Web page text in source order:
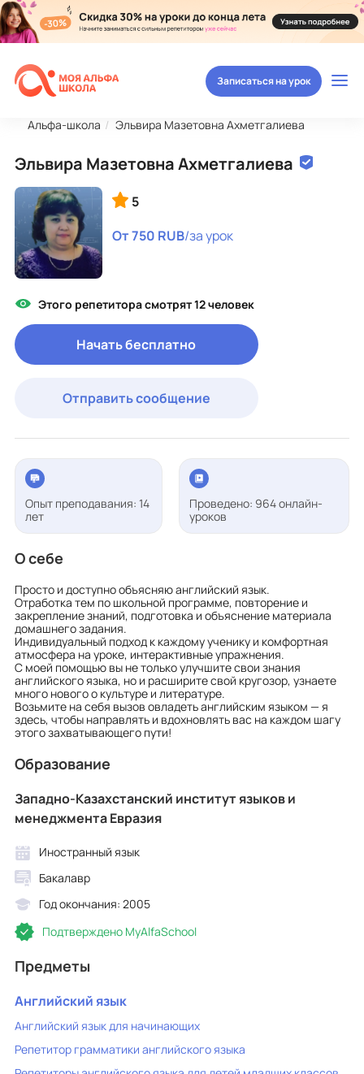
Записаться на урок
Альфа-школа Эльвира Мазетовна Ахметгалиева
Эльвира Мазетовна Ахметгалиева
5
От 750 RUB/за урок
Этого репетитора смотрят 12 человек
Начать бесплатно
Отправить сообщение
Опыт преподавания: 14
лет
Проведено: 964 онлайн-
уроков
О себе
Просто и доступно объясняю английский язык.
Отработка тем по школьной программе, повторение и
закрепление знаний, подготовка и объяснение материала
домашнего задания.
Индивидуальный подход к каждому ученику и комфортная
атмосфера на уроке, интерактивные упражнения.
С моей помощью вы не только улучшите свои знания
английского языка, но и расширите свой кругозор, узнаете
много нового о культуре и литературе.
Возьмите на себя вызов овладеть английским языком — я
здесь, чтобы направлять и вдохновлять вас на каждом шагу
этого захватывающего пути!
Образование
Западно-Казахстанский институт языков и
менеджмента Евразия
Иностранный язык
Бакалавр
Год окончания: 2005
Подтверждено MyAlfaSchool
Предметы
Английский язык
Английский язык для начинающих
Репетитор грамматики английского языка